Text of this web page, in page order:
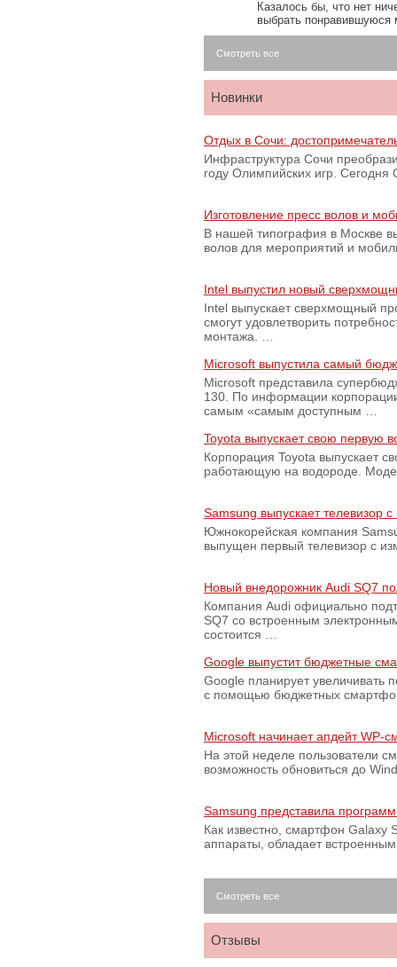
Казалось бы, что нет
выбрать
Смотреть все
Новинки
Отдых в Сочи:
Инфраструктура Сочи
году Олимпийских игр.
Изготовление пресс волов и
В нашей типография в Москве
волов для мероприятий и
Intel выпустил новый
Intel выпускает сверхмощный
смогут удовлетворить
монтажа. …
Microsoft выпустила самый
Microsoft представила
130. По информации
самым «самым доступным …
Toyota выпускает свою первую
Корпорация Toyota выпускает
работающую на водороде.
Samsung выпускает телевизор
Южнокорейская компания
выпущен первый телевизор с
Новый внедорожник Audi SQ7
Компания Audi официально
SQ7 со встроенным
состоится …
Google выпустит бюджетные
Google планирует увеличивать
с помощью бюджетных
Microsoft начинает апдейт WP-
На этой неделе пользователи
возможность обновиться до
Samsung представила
Как известно, смартфон Galaxy
аппараты, обладает
Смотреть все
Отзывы